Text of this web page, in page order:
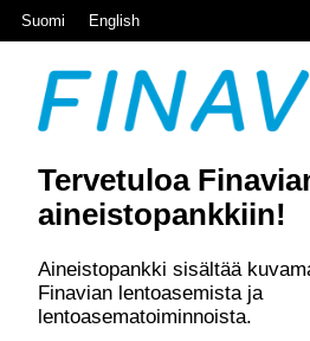
Suomi English
Tervetuloa
aineistopankkiin!
Aineistopankki sisältää
Finavian lentoasemista ja
lentoasematoiminnoista.